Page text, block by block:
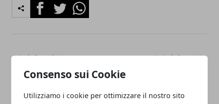
Consenso sui Cookie
Utilizziamo i cookie per ottimizzare il nostro sito
FacebookTwitterWhatsapp
Articolo Precedente
Violenza nelle relazioni
intime e rischio suicidario:
Torino che cambia la
Articolo Successivo
architettura e identità